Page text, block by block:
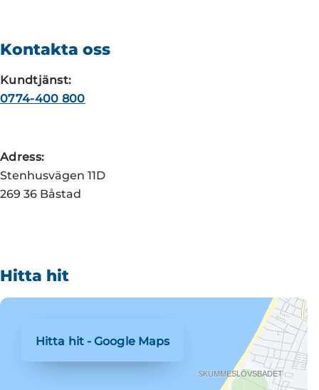
Kontakta oss
Kundtjänst:
0774-400 800
Adress:
Stenhusvägen 11D
269 36 Båstad
Hitta hit
Hitta hit - Google Maps